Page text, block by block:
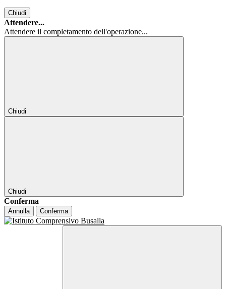
Chiudi
Attendere...
Attendere il completamento dell'operazione...
Chiudi
Chiudi
Conferma
Annulla Conferma